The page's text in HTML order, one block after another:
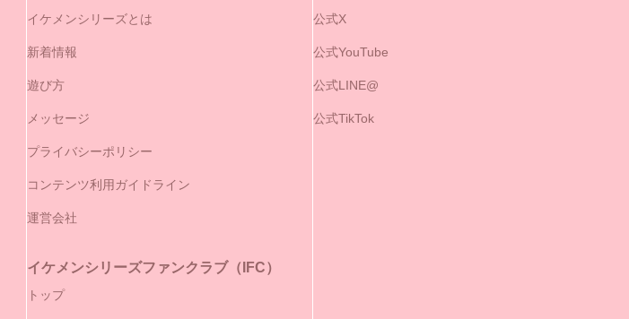
イケメンシリーズとは
新着情報
遊び方
メッセージ
プライバシーポリシー
コンテンツ利用ガイドライン
運営会社
イケメンシリーズファンクラブ（IFC）
トップ
公式X
公式YouTube
公式LINE@
公式TikTok